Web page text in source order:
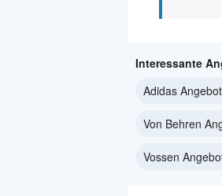
Interessante
Adidas
Von Behren
Vossen